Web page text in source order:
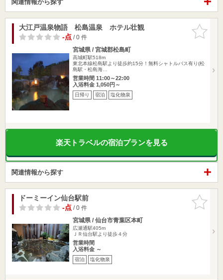
関連情報から探す
お気に入
りに追加
大江戸温泉物語 松島温泉 ホテル壮観
-点/ 0 件
宮城県 / 宮城郡松島町
高城町駅518m
東北本線松島駅より徒歩約15分！無料シャトルバス有り(松
島駅・松島海…
営業時間 11:00～22:00
入浴料金 1,050円～
日帰り 宿泊 塩化物泉
楽天トラベルの宿泊プランを見る
関連情報から探す
お気に入
りに追加
ドーミーイン仙台駅前
-点/ 0 件
宮城県 / 仙台市青葉区本町
広瀬通駅405m
ＪＲ仙台駅より徒歩４分
営業時間
入浴料金 ～
宿泊 塩化物泉